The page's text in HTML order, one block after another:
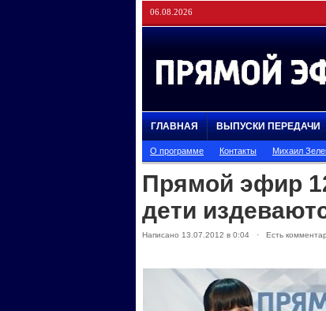
06.08.2026
ГЛАВНАЯ ВЫПУСКИ ПЕРЕДАЧИ
О программе Контакты Михаил
Прямой эфир
дети
Написано 13.07.2012 в 0:04 · Есть